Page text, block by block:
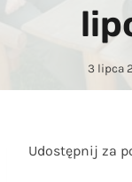
3 lipca
Udostępnij za